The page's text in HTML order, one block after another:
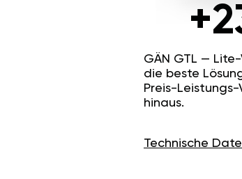
GÄN GTL —
die beste
Preis-
hinaus.
Technische